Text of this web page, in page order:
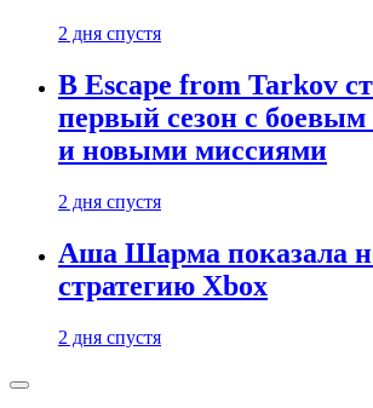
2 дня спустя
В Escape from Tarkov
первый сезон с
и новыми миссиями
2 дня спустя
Аша Шарма показала
стратегию Xbox
2 дня спустя